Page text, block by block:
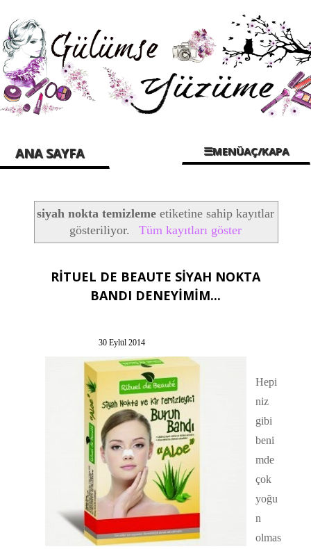
ANA SAYFA ☰MENÜAÇ/KAPA
siyah nokta temizleme etiketine sahip kayıtlar
gösteriliyor.
Tüm kayıtları göster
RİTUEL DE BEAUTE SİYAH NOKTA
BANDI DENEYİMİM...
30 Eylül 2014
Hepi
niz
gibi
beni
mde
çok
yoğu
n
olmas